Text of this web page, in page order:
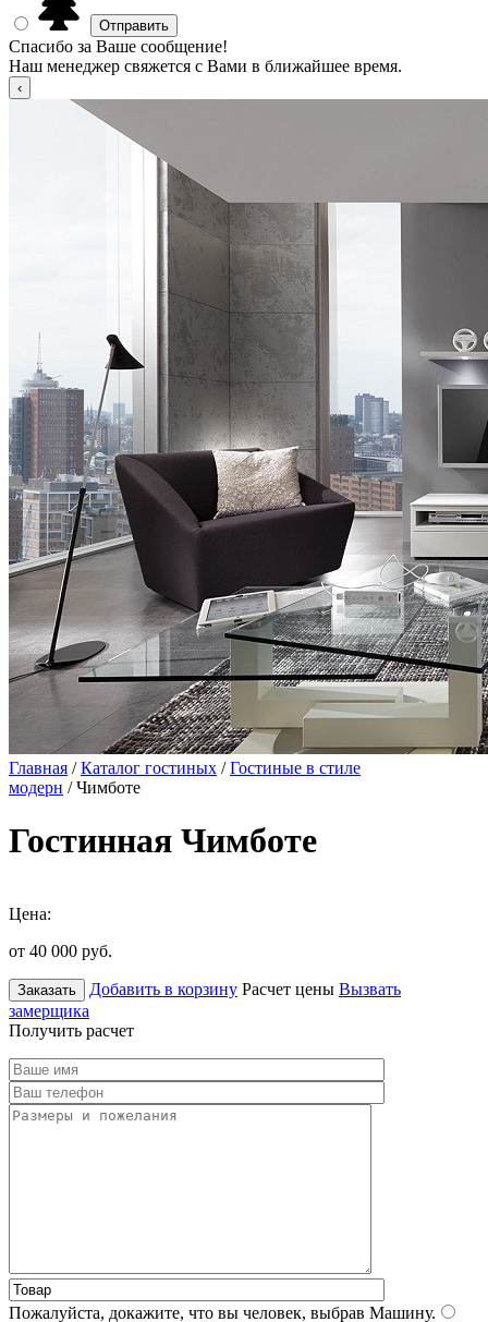
Спасибо за Ваше сообщение!
Наш менеджер свяжется с Вами в ближайшее время.
Главная /Каталог гостиных /Гостиные в стиле
модерн / Чимботе
Гостинная Чимботе
Цена:
от 40 000 руб.
Заказать Добавить в корзину Расчет цены Вызвать
замерщика
Получить расчет
Пожалуйста, докажите, что вы человек, выбрав Машину.